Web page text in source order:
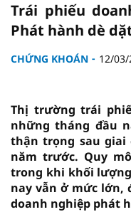
Trái phiếu
Phát hành dè
CHỨNG KHOÁN 12/
Thị trường trái
những tháng đầu
thận trọng sau giai
năm trước. Quy
trong khi khối
nay vẫn ở mức lớn,
doanh nghiệp phát